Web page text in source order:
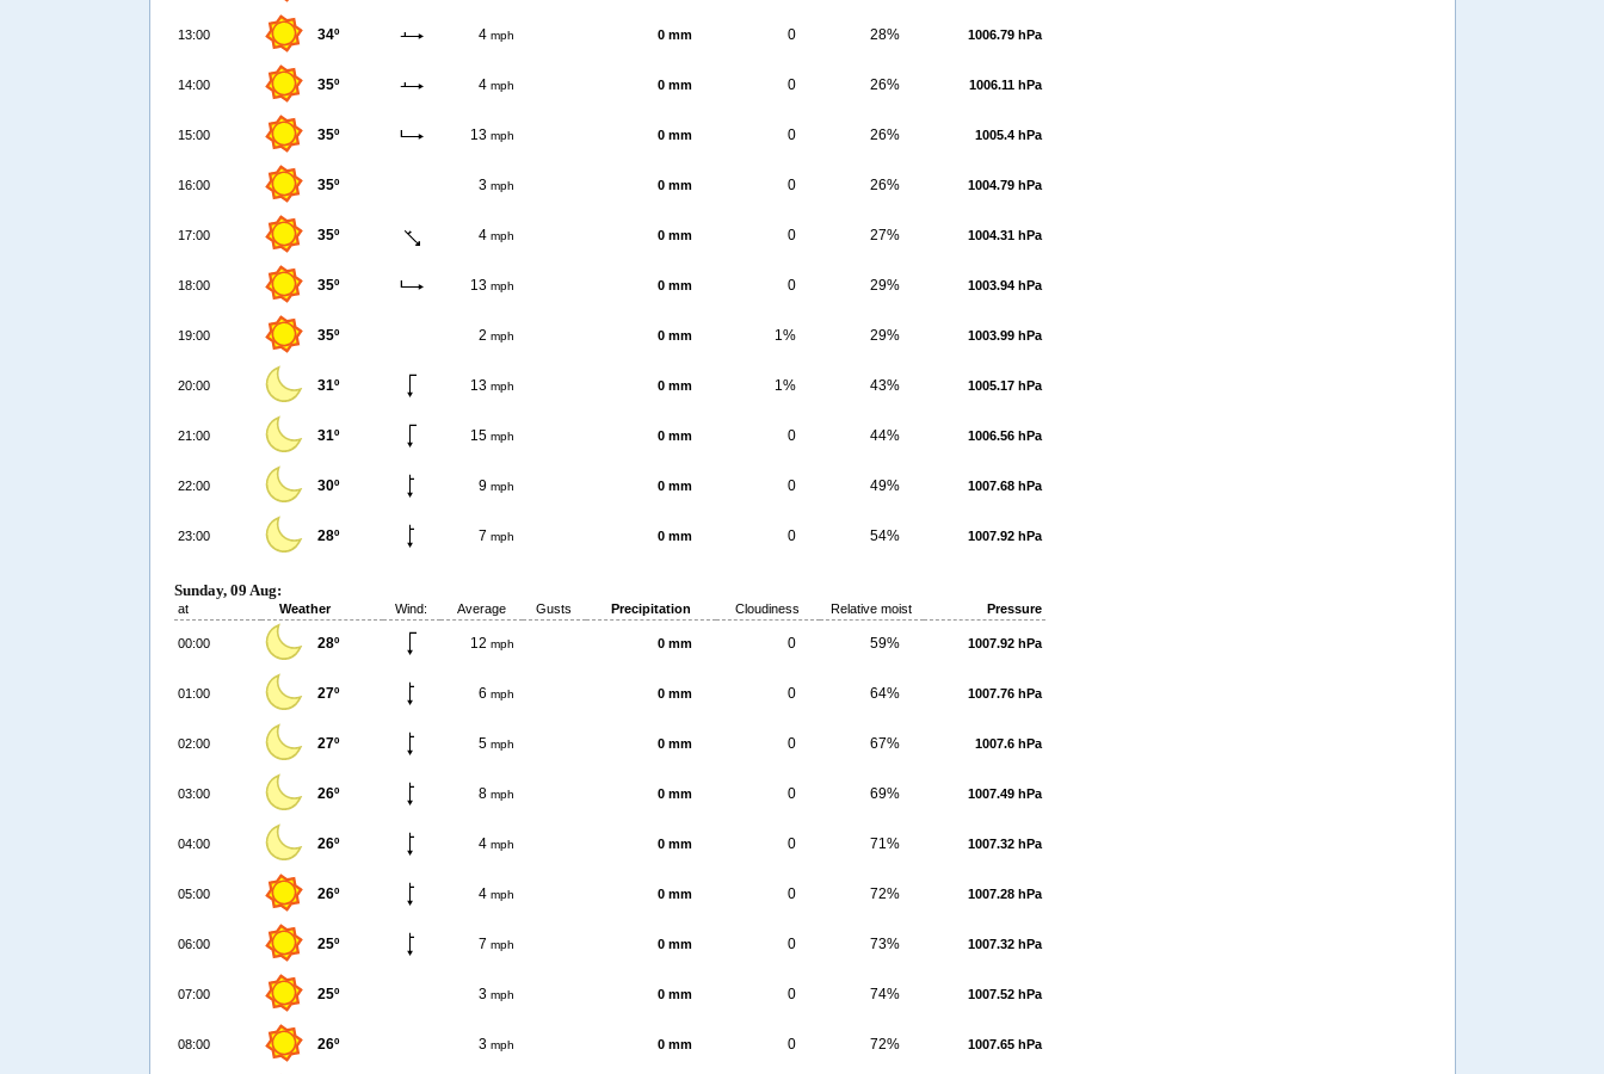
13:00 34º 4 mph 0 mm 0 28% 1006.79 hPa
14:00 35º 4 mph 0 mm 0 26% 1006.11 hPa
15:00 35º 13 mph 0 mm 0 26% 1005.4 hPa
16:00 35º 3 mph 0 mm 0 26% 1004.79 hPa
17:00 35º 4 mph 0 mm 0 27% 1004.31 hPa
18:00 35º 13 mph 0 mm 0 29% 1003.94 hPa
19:00 35º 2 mph 0 mm 1% 29% 1003.99 hPa
20:00 31º 13 mph 0 mm 1% 43% 1005.17 hPa
21:00 31º 15 mph 0 mm 0 44% 1006.56 hPa
22:00 30º 9 mph 0 mm 0 49% 1007.68 hPa
23:00 28º 7 mph 0 mm 0 54% 1007.92 hPa
Sunday, 09 Aug:
at Weather Wind: Average Gusts Precipitation Cloudiness Relative moist Pressure
00:00 28º 12 mph 0 mm 0 59% 1007.92 hPa
01:00 27º 6 mph 0 mm 0 64% 1007.76 hPa
02:00 27º 5 mph 0 mm 0 67% 1007.6 hPa
03:00 26º 8 mph 0 mm 0 69% 1007.49 hPa
04:00 26º 4 mph 0 mm 0 71% 1007.32 hPa
05:00 26º 4 mph 0 mm 0 72% 1007.28 hPa
06:00 25º 7 mph 0 mm 0 73% 1007.32 hPa
07:00 25º 3 mph 0 mm 0 74% 1007.52 hPa
08:00 26º 3 mph 0 mm 0 72% 1007.65 hPa